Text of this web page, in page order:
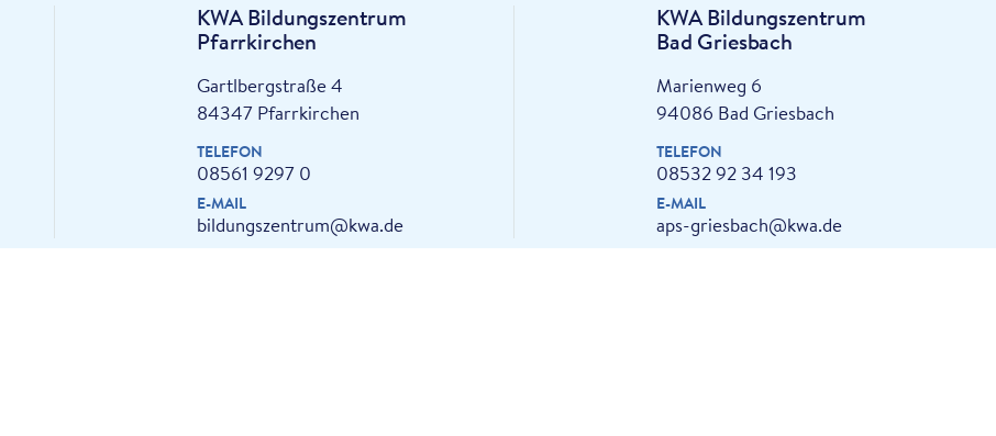
KWA Bildungszentrum
Pfarrkirchen
Gartlbergstraße 4
84347 Pfarrkirchen
TELEFON
08561 9297 0
E-MAIL
bildungszentrum@kwa.de
KWA Bildungszentrum
Bad Griesbach
Marienweg 6
94086 Bad Griesbach
TELEFON
08532 92 34 193
E-MAIL
aps-griesbach@kwa.de